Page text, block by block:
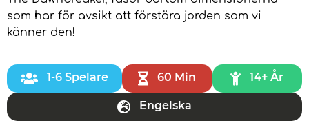
som har för avsikt att förstöra jorden som vi
känner den!
1-6 Spelare 60 Min 14+ År
Engelska